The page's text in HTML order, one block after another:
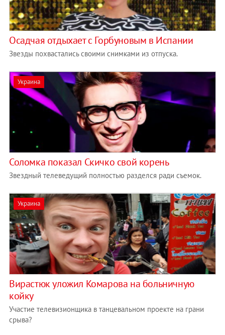
Осадчая отдыхает с Горбуновым в Испании
Звезды похвастались своими снимками из отпуска.
Украина
Соломка показал Скичко свой корень
Звездный телеведущий полностью разделся ради съемок.
Украина
Вирастюк уложил Комарова на больничную
койку
Участие телевизионщика в танцевальном проекте на грани
срыва?